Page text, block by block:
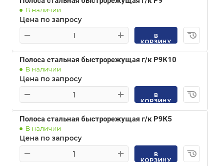
В наличии
Цена по запросу
В
КОРЗИНУ
Полоса стальная быстрорежущая г/к Р9К10
В наличии
Цена по запросу
В
КОРЗИНУ
Полоса стальная быстрорежущая г/к Р9К5
В наличии
Цена по запросу
В
КОРЗИНУ